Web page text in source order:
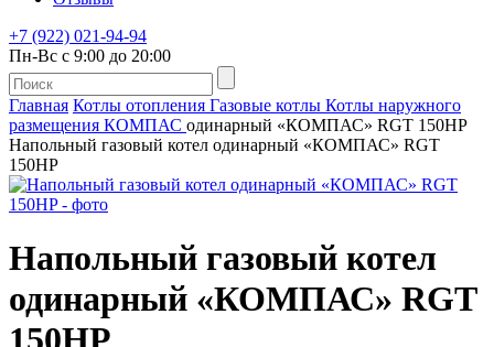
+7 (922) 021-94-94
Пн-Вс с 9:00 до 20:00
Главная Котлы отопления Газовые котлы Котлы наружного
размещения КОМПАС одинарный «КОМПАС» RGT 150HP
Напольный газовый котел одинарный «КОМПАС» RGT
150HP
Напольный газовый котел
одинарный «КОМПАС» RGT